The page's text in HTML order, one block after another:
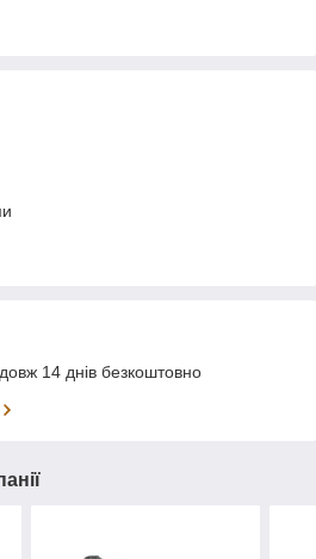
14 днів безкоштовно